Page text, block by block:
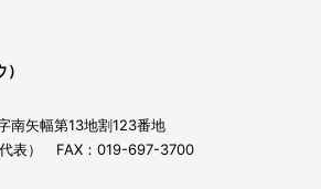
南矢幅第13地割123番地
表） FAX：019-697-3700